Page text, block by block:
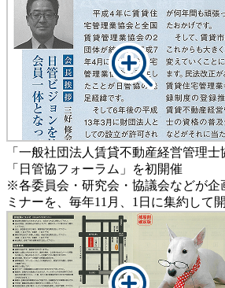
「一般社団法人賃貸不動産経営管理
「日管協フォーラム」を初開催
※各委員会・研究会・協議会などが企
ミナーを、毎年11月、1日に集約して